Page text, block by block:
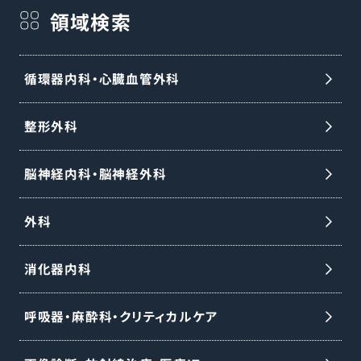
領域検索
循環器内科・心臓血管外科
整形外科
脳神経内科・脳神経外科
外科
消化器内科
呼吸器・麻酔科・クリティカルケア